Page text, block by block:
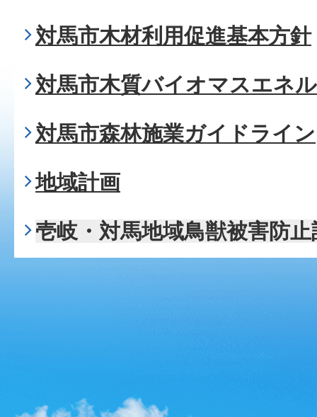
対馬市木材利用促進基本方針
対馬市木質バイオマスエネ
対馬市森林施業ガイドライン
地域計画
壱岐・対馬地域鳥獣被害防止